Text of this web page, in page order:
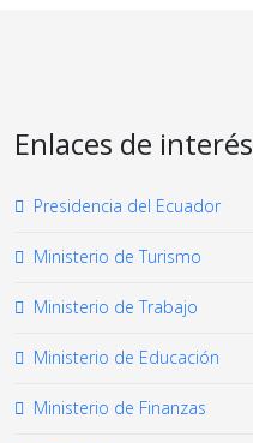
Enlaces de interés
Presidencia del Ecuador
Ministerio de Turismo
Ministerio de Trabajo
Ministerio de Educación
Ministerio de Finanzas